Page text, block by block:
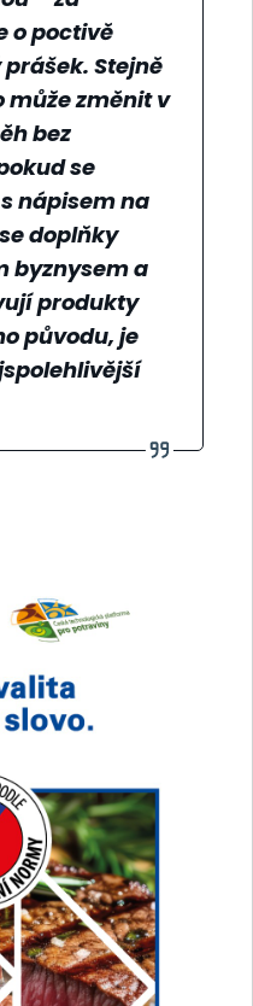
o poctivě
Stejně
může změnit v
bez
se
nápisem na
doplňky
byznysem a
produkty
původu, je